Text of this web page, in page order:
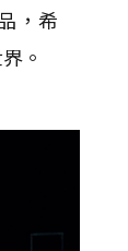
，希
。